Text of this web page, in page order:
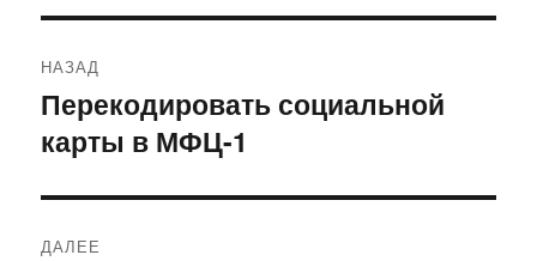
по
записям
НАЗАД
Предыдущая
запись:
Перекодировать социальной
карты в МФЦ-1
ДАЛЕЕ